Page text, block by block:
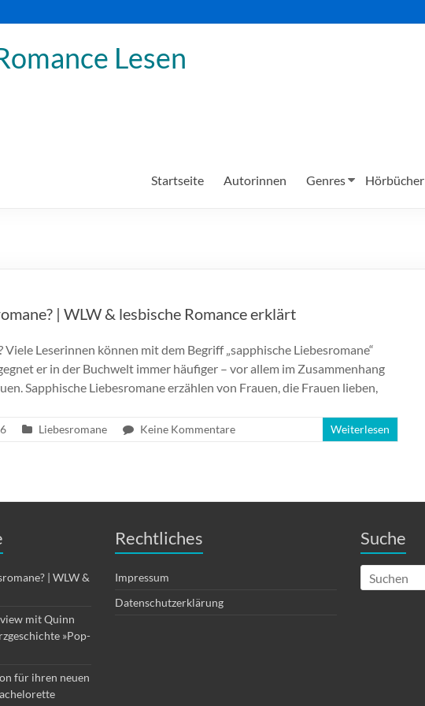
Lesen
Startseite Autorinnen Genres Hörbücher
| WLW & lesbische Romance erklärt
Leserinnen können mit dem Begriff „sapphische Liebesromane“
er in der Buchwelt immer häufiger – vor allem im Zusammenhang
Sapphische Liebesromane erzählen von Frauen, die Frauen lieben,
Liebesromane Keine Kommentare Weiterlesen
| WLW &
mit Quinn
»Pop-
für ihren neuen
Rechtliches
Impressum
Datenschutzerklärung
Suche